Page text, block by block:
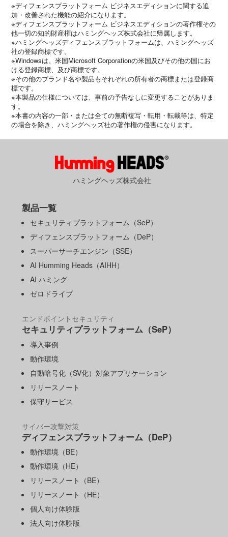
※ディフェンスプラットフォーム ビジネスエディションに関する追
加・改善された機能の紹介になります。
※ディフェンスプラットフォーム ビジネスエディションの著作権その
他一切の知的財産権はハミングヘッズ株式会社に帰属します。
※ハミングヘッズディフェンスプラットフォームは、ハミングヘッズ
社の登録商標です。
※Windowsは、米国Microsoft Corporationの米国及びその他の国にお
ける登録商標、及び商標です。
※その他のブランド名や製品もそれぞれの所有者の商標または登録商
標です。
※本製品の仕様については、事前の予告なしに変更することがありま
す。
※本書の内容の一部・または全ての無断複写・転用・転載等は、特定
の場合を除き、ハミングヘッズ社の著作権の侵害になります。
ハミングヘッズ株式会社
製品一覧
セキュリティプラットフォーム（SeP）
ディフェンスプラットフォーム（DeP）
スーパーサーチエンジン（SSE）
AI Humming Heads（AIHH）
AI ハミング
ゼロドライブ
エンドポイントセキュリティ
セキュリティプラットフォーム（SeP）
導入事例
動作環境
自動暗号化（SV化）対象アプリケーション
リリースノート
保守サービス
サイバー攻撃対策
ディフェンスプラットフォーム（DeP）
動作環境（BE）
動作環境（HE）
リリースノート（BE）
リリースノート（HE）
個人向け体験版
法人向け体験版